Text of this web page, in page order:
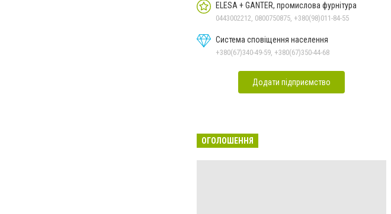
ELESA + GANTER, промислова фурнітура
0443002212, 0800750875, +380(98)011-84-55
Система сповіщення населення
+380(67)340-49-59, +380(67)350-44-68
Додати підприємство
ОГОЛОШЕННЯ